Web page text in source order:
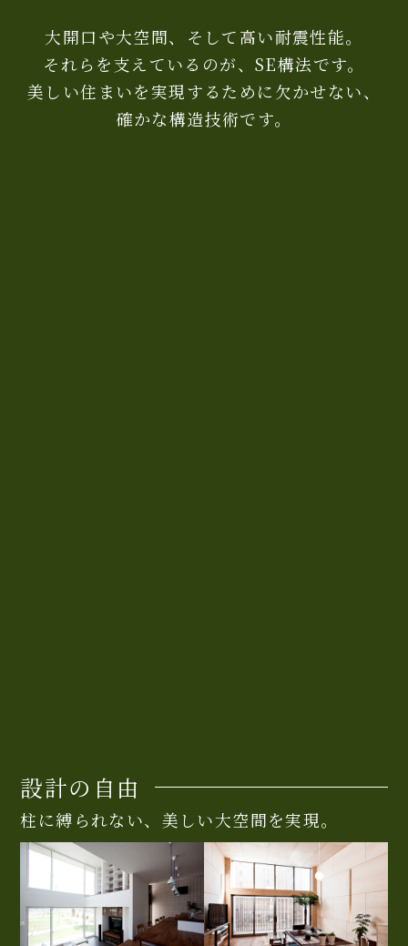
大開口や大空間、そして高い耐震性能。
それらを支えているのが、SE構法です。
美しい住まいを実現するために欠かせない、
確かな構造技術です。
設計の自由
柱に縛られない、美しい大空間を実現。